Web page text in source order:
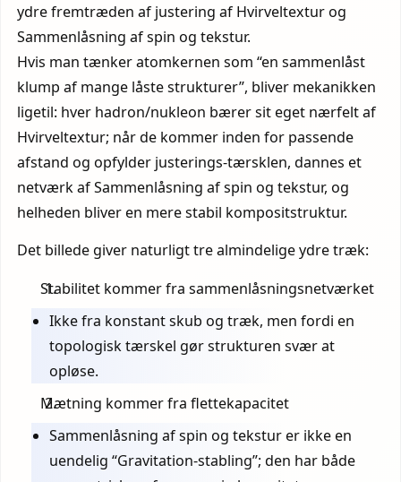
ydre fremtræden af justering af Hvirveltextur og
Sammenlåsning af spin og tekstur.
Hvis man tænker atomkernen som “en sammenlåst
klump af mange låste strukturer”, bliver mekanikken
ligetil: hver hadron/nukleon bærer sit eget nærfelt af
Hvirveltextur; når de kommer inden for passende
afstand og opfylder justerings-tærsklen, dannes et
netværk af Sammenlåsning af spin og tekstur, og
helheden bliver en mere stabil kompositstruktur.
Det billede giver naturligt tre almindelige ydre træk:
Stabilitet kommer fra sammenlåsningsnetværket
Ikke fra konstant skub og træk, men fordi en
topologisk tærskel gør strukturen svær at
opløse.
Mætning kommer fra flettekapacitet
Sammenlåsning af spin og tekstur er ikke en
uendelig “Gravitation-stabling”; den har både